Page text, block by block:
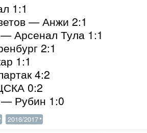
1:1
— Анжи 2:1
Арсенал Тула 1:1
2:1
1:1
4:2
0:2
Рубин 1:0
2016/2017